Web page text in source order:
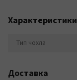
Характеристики
Тип чохла
Доставка